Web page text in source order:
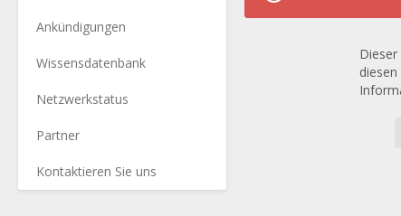
Ankündigungen
Wissensdatenbank
Netzwerkstatus
Partner
Kontaktieren Sie uns